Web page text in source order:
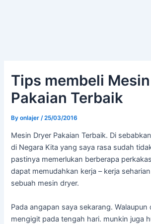
Tips membeli
Pakaian Terbaik
Byonlajer /25/03/2016
Mesin Dryer Pakaian Terbaik. Di
di Negara Kita yang saya rasa sudah
pastinya memerlukan berberapa
dapat memudahkan kerja – kerja
sebuah mesin dryer.
Pada angapan saya sekarang. Walaupun
mengigit pada tengah hari. munkin juga